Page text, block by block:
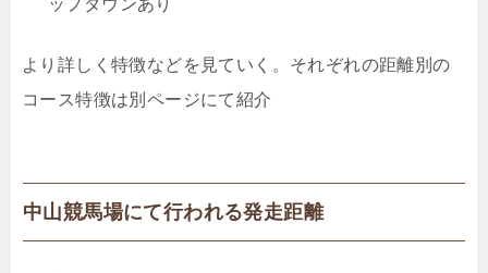
より詳しく特徴などを見ていく。それぞれの距離別の
コース特徴は別ページにて紹介
中山競馬場にて行われる発走距離